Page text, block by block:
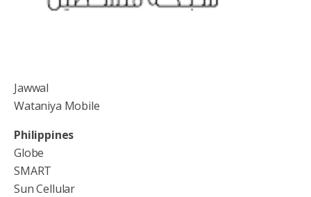
Jawwal
Wataniya Mobile
Philippines
Globe
SMART
Sun Cellular